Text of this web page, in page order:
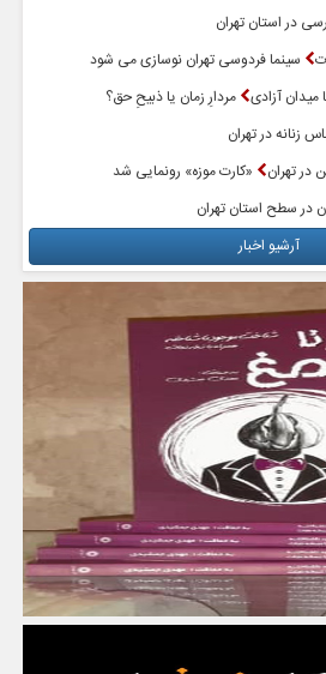
در استان تهران
سینما فردوسی تهران نوسازی می شود
میدان آزادی مردارِ زمان یا ذبیحِ حق؟
زنانه در تهران
در تهران
«کارت موزه» رونمایی شد
آرشیو اخبار